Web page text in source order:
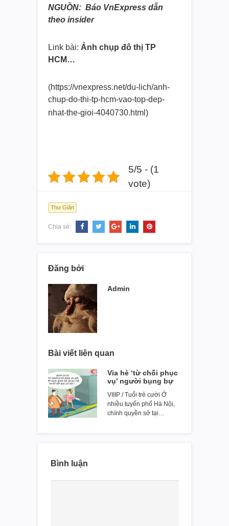
NGUỒN: Báo VnExpress dẫn
theo insider
Link bài: Ảnh chụp đô thị TP
HCM…
(https://vnexpress.net/du-lich/anh-
chup-do-thi-tp-hcm-vao-top-dep-
nhat-the-gioi-4040730.html)
5/5 - (1
vote)
Thư Giãn
Chia sẻ:
Đăng bởi
Admin
Bài viết liên quan
Vỉa hè ‘từ chối phục
vụ’ người bụng bự
VIIIP / Tuổi trẻ cười Ở
nhiều tuyến phố Hà Nội,
chính quyền sở tại…
Bình luận